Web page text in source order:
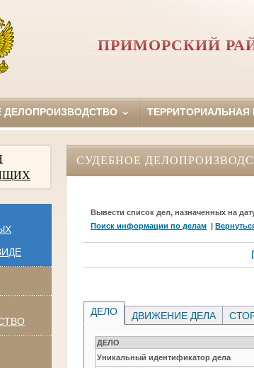
ПРИМОРСКИЙ
ДЕЛОПРОИЗВОДСТВО
СУДЕБНОЕ
Вывести список дел, назначенных на
Поиск информации по делам |
ДЕЛО ДВИЖЕНИЕ ДЕЛА
ДЕЛО
Уникальный идентификатор дела